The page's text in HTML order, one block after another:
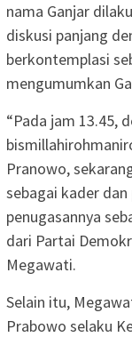
nama Ganjar
diskusi panjang
berkontemplasi
mengumumkan
“Pada jam 13.45,
Pranowo,
sebagai kader
penugasannya
dari Partai
Megawati.
Selain itu,
Prabowo selaku